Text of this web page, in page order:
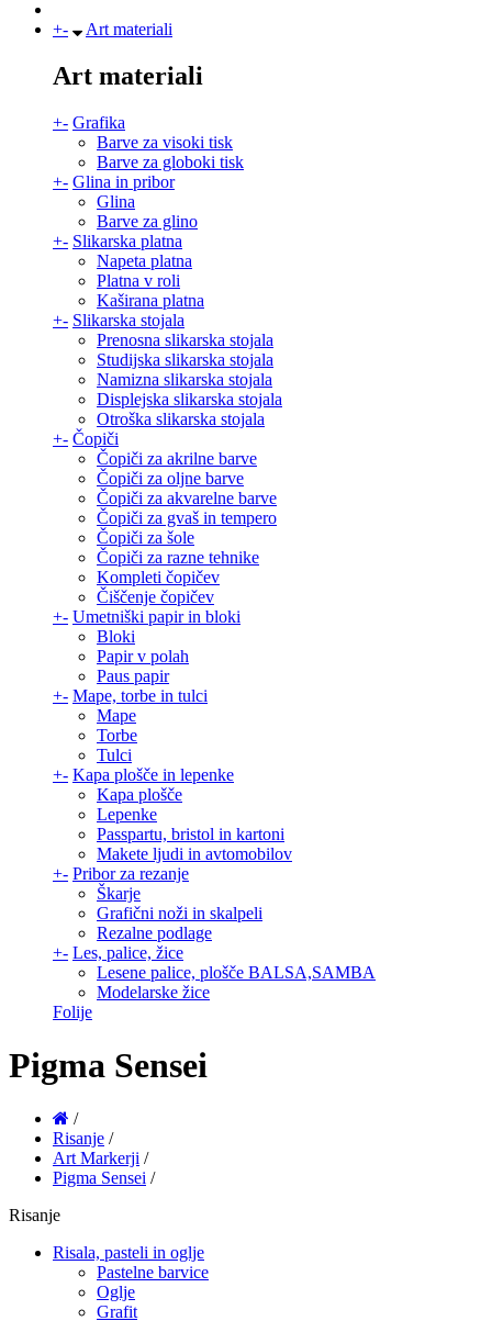
+- Art materiali
Art materiali
+- Grafika
Barve za visoki tisk
Barve za globoki tisk
+- Glina in pribor
Glina
Barve za glino
+- Slikarska platna
Napeta platna
Platna v roli
Kaširana platna
+- Slikarska stojala
Prenosna slikarska stojala
Studijska slikarska stojala
Namizna slikarska stojala
Displejska slikarska stojala
Otroška slikarska stojala
+- Čopiči
Čopiči za akrilne barve
Čopiči za oljne barve
Čopiči za akvarelne barve
Čopiči za gvaš in tempero
Čopiči za šole
Čopiči za razne tehnike
Kompleti čopičev
Čiščenje čopičev
+- Umetniški papir in bloki
Bloki
Papir v polah
Paus papir
+- Mape, torbe in tulci
Mape
Torbe
Tulci
+- Kapa plošče in lepenke
Kapa plošče
Lepenke
Passpartu, bristol in kartoni
Makete ljudi in avtomobilov
+- Pribor za rezanje
Škarje
Grafični noži in skalpeli
Rezalne podlage
+- Les, palice, žice
Lesene palice, plošče BALSA,SAMBA
Modelarske žice
Folije
Pigma Sensei
/
Risanje /
Art Markerji /
Pigma Sensei /
Risanje
Risala, pasteli in oglje
Pastelne barvice
Oglje
Grafit